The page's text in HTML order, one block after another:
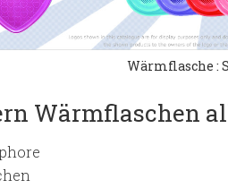
Wärmflasche :
Wärmflaschen